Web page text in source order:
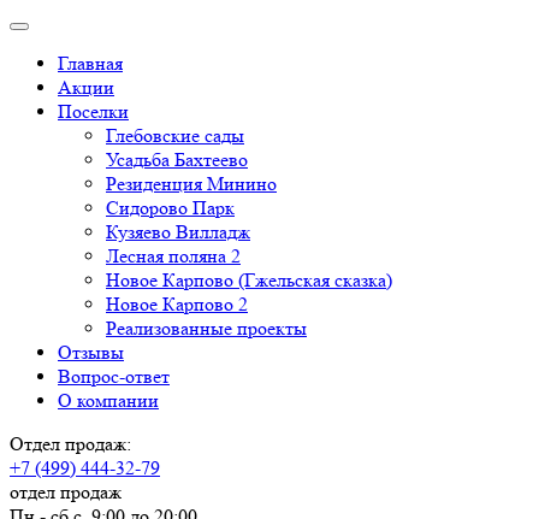
Главная
Акции
Поселки
Глебовские сады
Усадьба Бахтеево
Резиденция Минино
Сидорово Парк
Кузяево Вилладж
Лесная поляна 2
Новое Карпово (Гжельская сказка)
Новое Карпово 2
Реализованные проекты
Отзывы
Вопрос-ответ
О компании
Отдел продаж:
+7 (499) 444-32-79
отдел продаж